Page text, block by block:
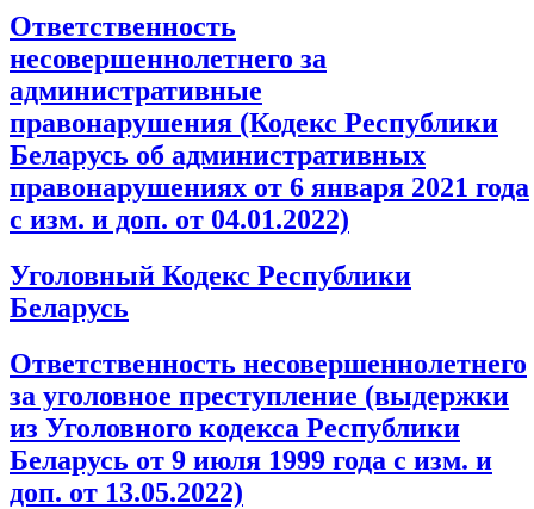
Ответственность
несовершеннолетнего за
административные
правонарушения (Кодекс Республики
Беларусь об административных
правонарушениях от 6 января 2021 года
с изм. и доп. от 04.01.2022)
Уголовный Кодекс Республики
Беларусь
Ответственность несовершеннолетнего
за уголовное преступление (выдержки
из Уголовного кодекса Республики
Беларусь от 9 июля 1999 года с изм. и
доп. от 13.05.2022)